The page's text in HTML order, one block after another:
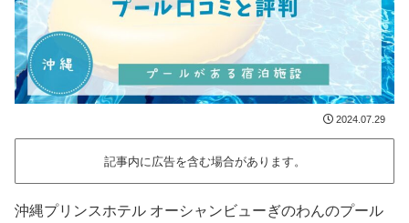
2024.07.29
記事内に広告を含む場合があります。
沖縄プリンスホテル オーシャンビューぎのわんのプール